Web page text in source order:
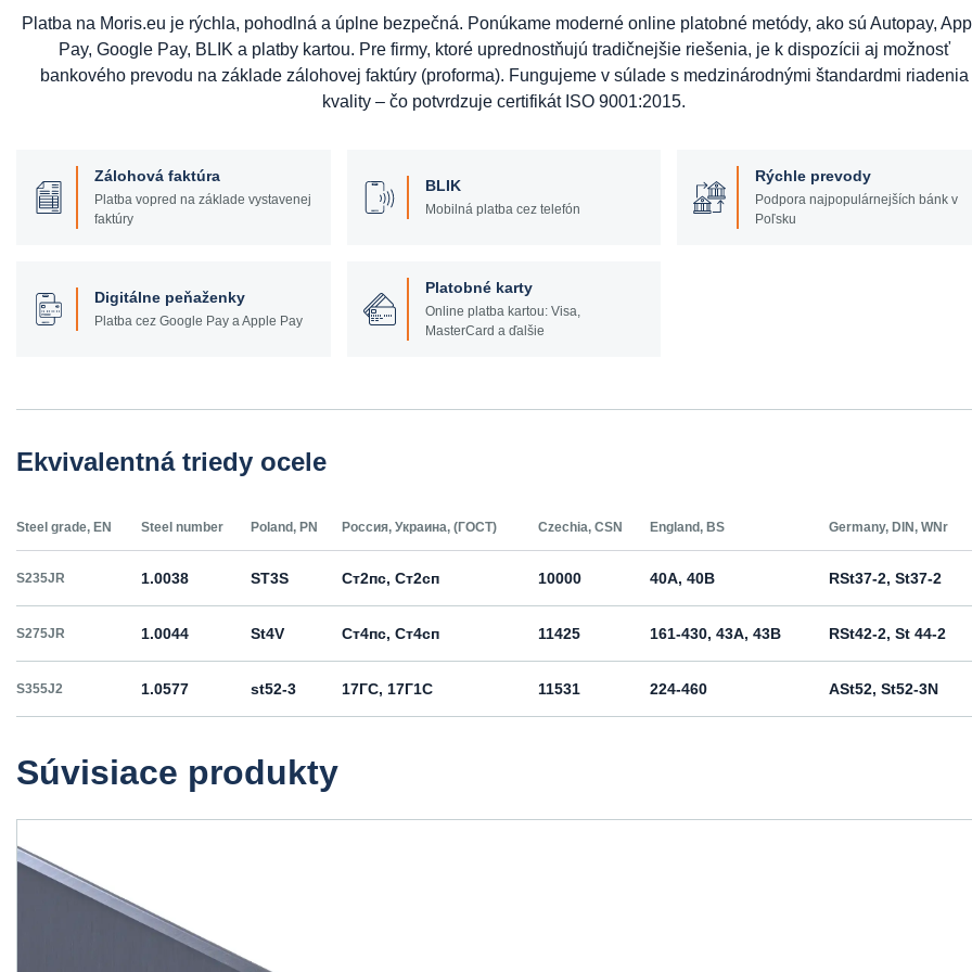
Platba na Moris.eu je rýchla, pohodlná a úplne bezpečná. Ponúkame moderné online platobné metódy, ako sú Autopay,
Pay, Google Pay, BLIK a platby kartou. Pre firmy, ktoré uprednostňujú tradičnejšie riešenia, je k dispozícii aj možnosť
bankového prevodu na základe zálohovej faktúry (proforma). Fungujeme v súlade s medzinárodnými štandardmi riadenia
kvality – čo potvrdzuje certifikát ISO 9001:2015.
Zálohová faktúra
Platba vopred na základe vystavenej
faktúry
BLIK
Mobilná platba cez telefón
Rýchle prevody
Podpora najpopulárnejších bánk v
Poľsku
Digitálne peňaženky
Platba cez Google Pay a Apple Pay
Platobné karty
Online platba kartou: Visa,
MasterCard a ďalšie
Ekvivalentná triedy ocele
Steel grade, EN Steel number Poland, PN Россия, Украина, (ГОСТ) Czechia, CSN England, BS Germany, DIN, WNr
S235JR 1.0038 ST3S Ст2пс, Ст2сп 10000 40A, 40B RSt37-2, St37-2
S275JR 1.0044 St4V Ст4пс, Ст4сп 11425 161-430, 43A, 43B RSt42-2, St 44-2
S355J2 1.0577 st52-3 17ГС, 17Г1С 11531 224-460 ASt52, St52-3N
Súvisiace produkty